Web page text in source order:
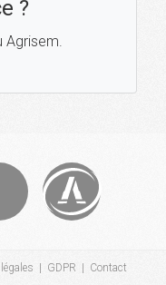
?
Agrisem.
GDPR Contact